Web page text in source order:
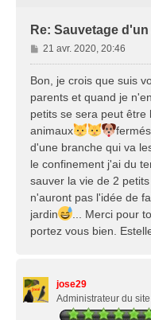
Re: Sauvetage
M
e
s
g
e
21 avr. 2020, 20:46
Bon, je crois que suis
parents et quand je
petits se sera peut
animaux
d'une branche qui va
le confinement j'ai du
sauver la vie de 2
n'auront pas l'idée de
jardin
... Merci pour
portez vous bien.
jose29
Administrateur du site